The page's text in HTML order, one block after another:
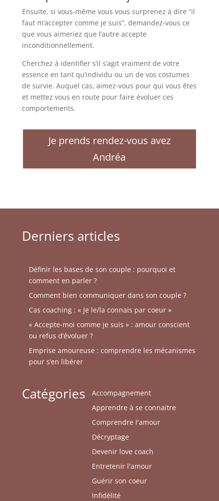
Ensuite, si vous-même vous vous surprenez à dire “il
faut m’accepter comme je suis”, demandez-vous ce
que vous aimeriez que l’autre accepte
inconditionnellement.
Cherchez à identifier s’il s’agit vraiment de votre
essence en tant qu’individu ou un de vos costumes
de survie. Auquel cas, aimez-vous pour qui vous êtes
et mettez vous en route pour faire évoluer ces
comportements.
Je prends rendez-vous avez
Andréa
Derniers articles
Définir les bases de son couple : pourquoi et
comment en parler ?
Comment bien communiquer dans son couple ?
Cas coaching : « Je le/la connais par coeur »
« Accepte-moi comme je suis » : amour conscient
ou refus d’évoluer ?
Emprise amoureuse : comprendre les mécanismes
pour s’en libérer
Catégories
Accompagnement
Apprendre à se connaitre
Comprendre l'amour
Décryptage
Devenir love coach
Entretenir l'amour
Guérir son coeur
Infidélité